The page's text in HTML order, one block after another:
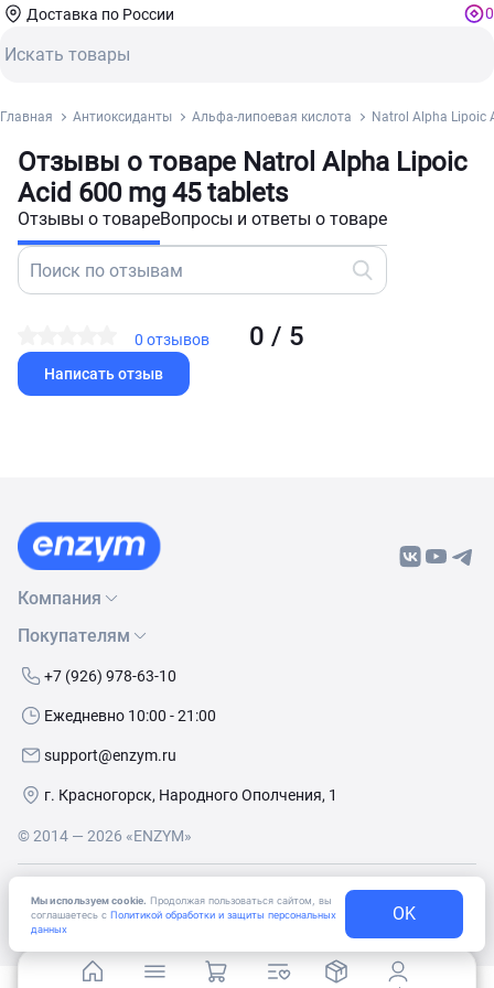
Мы используем cookie. Продолжая пользоваться сайтом, вы
соглашаетесь с Политикой обработки и защиты персональных
данных
OK
Доставка по России 0
Главная Антиоксиданты Альфа-липоевая кислота Natrol Alpha Lipoic
Отзывы о товаре Natrol Alpha Lipoic
Acid 600 mg 45 tablets
Отзывы о товареВопросы и ответы о товаре
0 / 5
0 отзывов
Написать отзыв
Компания
О нас
Бренды
Покупателям
Как сделать заказ
Условия доставки
+7 (926) 978-63-10
Ежедневно 10:00 - 21:00
support@enzym.ru
г. Красногорск, Народного Ополчения, 1
© 2014 — 2026 «ENZYM»
на получение рекламно-информационных
материалов